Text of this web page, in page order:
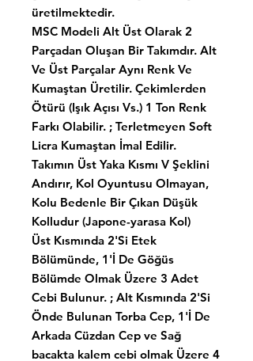
üretilmektedir.
MSC Modeli Alt Üst Olarak 2
Parçadan Oluşan Bir Takımdır. Alt
Ve Üst Parçalar Aynı Renk Ve
Kumaştan Üretilir. Çekimlerden
Ötürü (Işık Açısı Vs.) 1 Ton Renk
Farkı Olabilir. ; Terletmeyen Soft
Licra Kumaştan İmal Edilir.
Takımın Üst Yaka Kısmı V Şeklini
Andırır, Kol Oyuntusu Olmayan,
Kolu Bedenle Bir Çıkan Düşük
Kolludur (Japone-yarasa Kol)
Üst Kısmında 2'Si Etek
Bölümünde, 1'İ De Göğüs
Bölümde Olmak Üzere 3 Adet
Cebi Bulunur. ; Alt Kısmında 2'Si
Önde Bulunan Torba Cep, 1'İ De
Arkada Cüzdan Cep ve Sağ
bacakta kalem cebi olmak Üzere 4